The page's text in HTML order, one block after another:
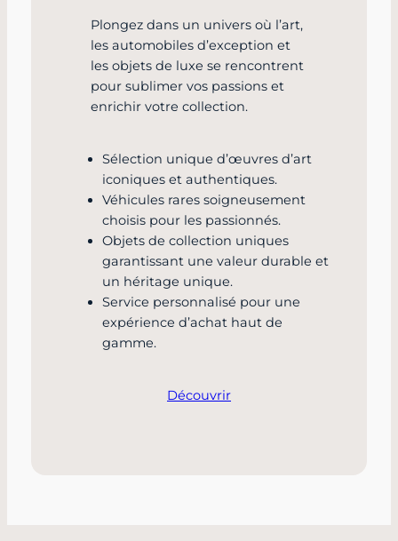
Plongez dans un univers où l’art,
les automobiles d’exception et
les objets de luxe se rencontrent
pour sublimer vos passions et
enrichir votre collection.
Sélection unique d’œuvres d’art
iconiques et authentiques.
Véhicules rares soigneusement
choisis pour les passionnés.
Objets de collection uniques
garantissant une valeur durable et
un héritage unique.
Service personnalisé pour une
expérience d’achat haut de
gamme.
Découvrir